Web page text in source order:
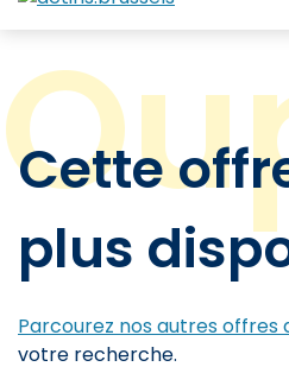
Cette
plus
Parcourez nos autres offres
votre recherche.